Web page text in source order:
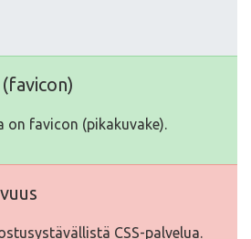
on favicon (pikakuvake).
CSS-palvelua.